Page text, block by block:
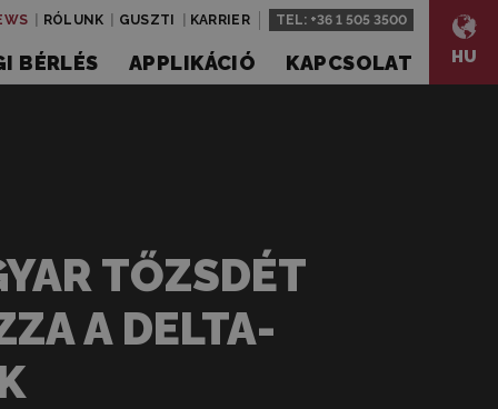
BÉRLÉS APPLIKÁCIÓ KAPCSOLAT HU
RÓLUNK GUSZTI KARRIER TEL: +36 1 505 3500
TŐZSDÉT
A DELTA-